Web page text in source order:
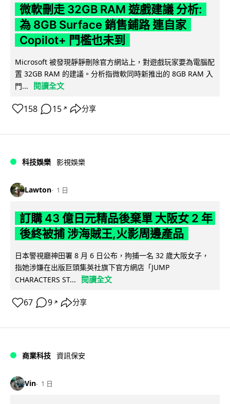
微軟刪走 32GB RAM 遊戲建議 分析:
為 8GB Surface 銷售鋪路 連自家
Copilot+ 門檻也未到
Microsoft 被發現靜靜刪除官方網站上，對遊戲玩家要為電腦配
置 32GB RAM 的建議。分析指微軟同時新推出的 8GB RAM 入
門...
閱讀全文
158 15 ↗ 分享
科技娛樂 影視娛樂
Lawton 1 日
訂購 43 億日元精品後棄單 大阪女 2 年
後終被捕 涉海賊王,火影周邊產品
日本警視廳神田署 8 月 6 日公布，拘捕一名 32 歲大阪女子，
指她涉嫌在出版巨頭集英社旗下官方網店「JUMP
CHARACTERS ST...
閱讀全文
67 9 ↗ 分享
商業科技 資訊保安
Vin 1 日